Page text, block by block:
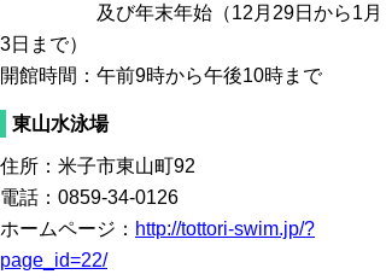
及び年末年始（12月29日から1月
3日まで）
開館時間：午前9時から午後10時まで
東山水泳場
住所：米子市東山町92
電話：0859-34-0126
ホームページ： http://tottori-swim.jp/?
page_id=22/